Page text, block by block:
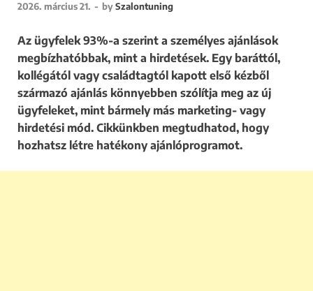
2026. március 21. - bySzalontuning
Az ügyfelek 93%-a szerint a személyes ajánlások
megbízhatóbbak, mint a hirdetések. Egy baráttól,
kollégától vagy családtagtól kapott első kézből
származó ajánlás könnyebben szólítja meg az új
ügyfeleket, mint bármely más marketing- vagy
hirdetési mód. Cikkünkben megtudhatod, hogy
hozhatsz létre hatékony ajánlóprogramot.